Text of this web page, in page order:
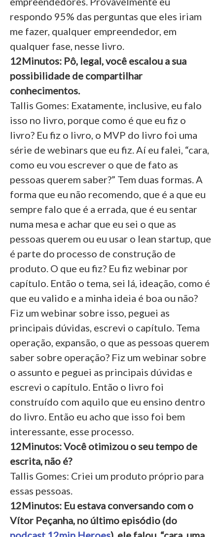
respondo 95% das perguntas que eles iriam
me fazer, qualquer empreendedor, em
qualquer fase, nesse livro.
12Minutos: Pô, legal, você escalou a sua
possibilidade de compartilhar
conhecimentos.
Tallis Gomes: Exatamente, inclusive, eu falo
isso no livro, porque como é que eu fiz o
livro? Eu fiz o livro, o MVP do livro foi uma
série de webinars que eu fiz. Aí eu falei, “cara,
como eu vou escrever o que de fato as
pessoas querem saber?” Tem duas formas. A
forma que eu não recomendo, que é a que eu
sempre falo que é a errada, que é eu sentar
numa mesa e achar que eu sei o que as
pessoas querem ou eu usar o lean startup, que
é parte do processo de construção de
produto. O que eu fiz? Eu fiz webinar por
capítulo. Então o tema, sei lá, ideação, como é
que eu valido e a minha ideia é boa ou não?
Fiz um webinar sobre isso, peguei as
principais dúvidas, escrevi o capítulo. Tema
operação, expansão, o que as pessoas querem
saber sobre operação? Fiz um webinar sobre
o assunto e peguei as principais dúvidas e
escrevi o capítulo. Então o livro foi
construído com aquilo que eu ensino dentro
do livro. Então eu acho que isso foi bem
interessante, esse processo.
12Minutos: Você otimizou o seu tempo de
escrita, não é?
Tallis Gomes: Criei um produto próprio para
essas pessoas.
12Minutos: Eu estava conversando com o
Vítor Peçanha, no último episódio (do